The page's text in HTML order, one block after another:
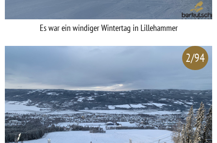
Es war ein windiger Wintertag in Lillehammer
2/94